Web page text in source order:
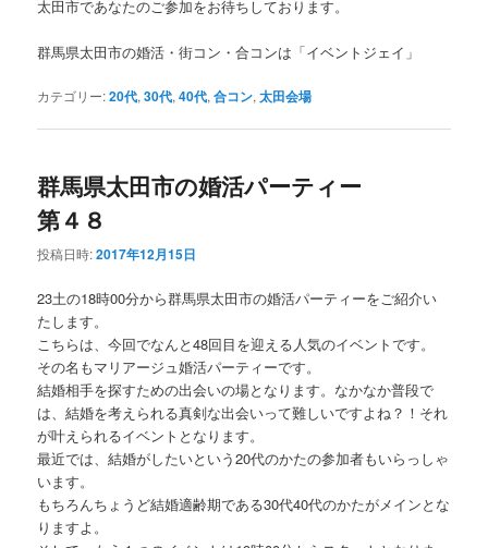
太田市であなたのご参加をお待ちしております。
群馬県太田市の婚活・街コン・合コンは「イベントジェイ」
カテゴリー:20代,30代,40代,合コン,太田会場
群馬県太田市の婚活パーティー
第４８
投稿日時:2017年12月15日
23土の18時00分から群馬県太田市の婚活パーティーをご紹介い
たします。
こちらは、今回でなんと48回目を迎える人気のイベントです。
その名もマリアージュ婚活パーティーです。
結婚相手を探すための出会いの場となります。なかなか普段で
は、結婚を考えられる真剣な出会いって難しいですよね？！それ
が叶えられるイベントとなります。
最近では、結婚がしたいという20代のかたの参加者もいらっしゃ
います。
もちろんちょうど結婚適齢期である30代40代のかたがメインとな
りますよ。